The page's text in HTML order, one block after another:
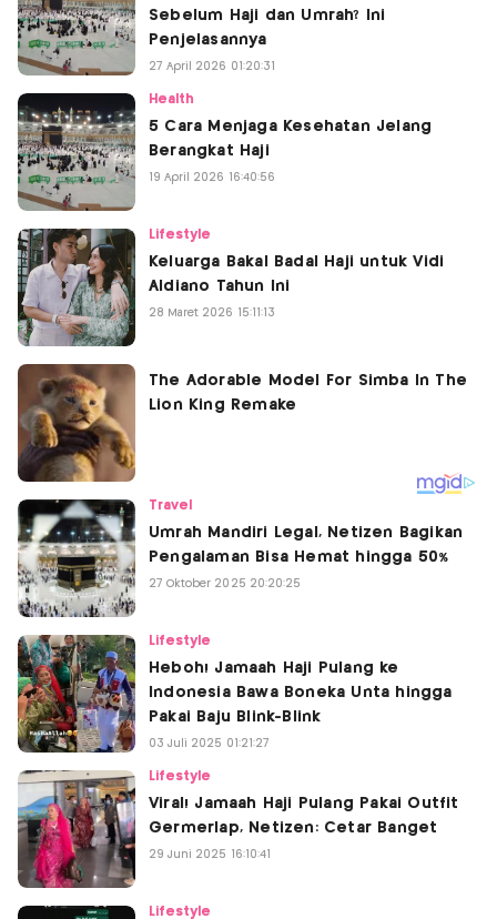
Sebelum Haji dan Umrah? Ini
Penjelasannya
27 April 2026 01:20:31
Health
5 Cara Menjaga Kesehatan Jelang
Berangkat Haji
19 April 2026 16:40:56
Lifestyle
Keluarga Bakal Badal Haji untuk Vidi
Aldiano Tahun Ini
28 Maret 2026 15:11:13
Travel
Umrah Mandiri Legal, Netizen Bagikan
Pengalaman Bisa Hemat hingga 50%
27 Oktober 2025 20:20:25
Lifestyle
Heboh! Jamaah Haji Pulang ke
Indonesia Bawa Boneka Unta hingga
Pakai Baju Blink-Blink
03 Juli 2025 01:21:27
Lifestyle
Viral! Jamaah Haji Pulang Pakai Outfit
Germerlap, Netizen: Cetar Banget
29 Juni 2025 16:10:41
Lifestyle